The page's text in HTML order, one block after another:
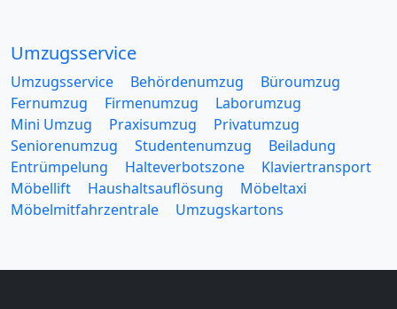
Umzugsservice
Umzugsservice Behördenumzug
Büroumzug
Fernumzug
Firmenumzug
Laborumzug
Mini Umzug
Praxisumzug
Privatumzug
Seniorenumzug
Studentenumzug
Beiladung
Entrümpelung
Halteverbotszone
Klaviertransport
Möbellift
Haushaltsauflösung
Möbeltaxi
Möbelmitfahrzentrale
Umzugskartons